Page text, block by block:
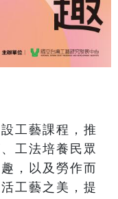
工藝課程，推
工法培養民眾
，以及勞作而
工藝之美，提